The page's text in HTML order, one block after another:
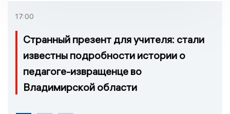
17:00
Странный презент для учителя: стали
известны подробности истории о
педагоге-извращенце во
Владимирской области